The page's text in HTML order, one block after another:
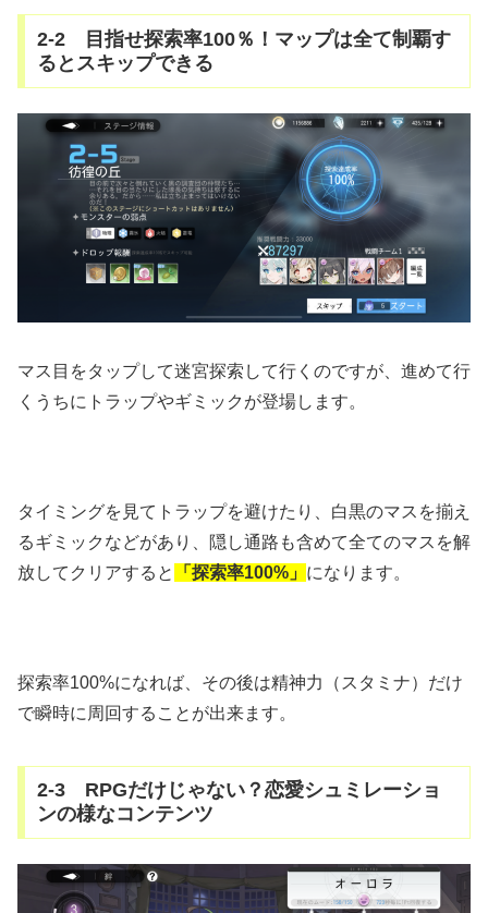
2-2 目指せ探索率100％！マップは全て制覇す
るとスキップできる
マス目をタップして迷宮探索して行くのですが、進めて行
くうちにトラップやギミックが登場します。
タイミングを見てトラップを避けたり、白黒のマスを揃え
るギミックなどがあり、隠し通路も含めて全てのマスを解
放してクリアすると
「探索率100%」 になります。
探索率100%になれば、その後は精神力（スタミナ）だけ
で瞬時に周回することが出来ます。
2-3 RPGだけじゃない？恋愛シュミレーショ
ンの様なコンテンツ